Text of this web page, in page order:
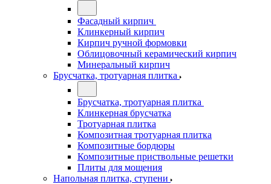
Фасадный кирпич
Клинкерный кирпич
Кирпич ручной формовки
Облицовочный керамический кирпич
Минеральный кирпич
Брусчатка, тротуарная плитка
Брусчатка, тротуарная плитка
Клинкерная брусчатка
Тротуарная плитка
Композитная тротуарная плитка
Композитные бордюры
Композитные приствольные решетки
Плиты для мощения
Напольная плитка, ступени